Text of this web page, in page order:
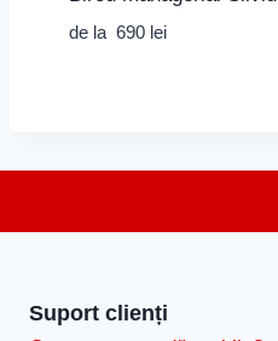
de la 690 lei
Suport clienți